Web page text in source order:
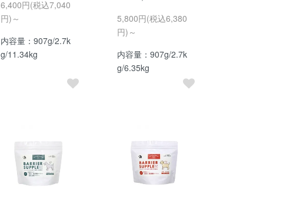
6,400円(税込7,040
円)～
内容量：907g/2.7k
g/11.34kg
5,800円(税込6,380
円)～
内容量：907g/2.7k
g/6.35kg